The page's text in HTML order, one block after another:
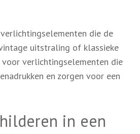
die de
uitstraling of klassieke
verlichtingselementen die
en zorgen voor een
in een